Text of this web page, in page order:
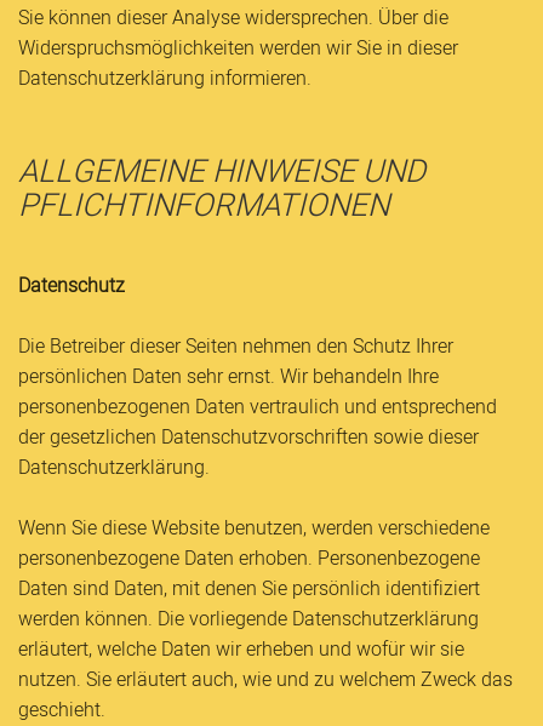
Sie können dieser Analyse widersprechen. Über die
Widerspruchsmöglichkeiten werden wir Sie in dieser
Datenschutzerklärung informieren.
ALLGEMEINE HINWEISE UND
PFLICHTINFORMATIONEN
Datenschutz
Die Betreiber dieser Seiten nehmen den Schutz Ihrer
persönlichen Daten sehr ernst. Wir behandeln Ihre
personenbezogenen Daten vertraulich und entsprechend
der gesetzlichen Datenschutzvorschriften sowie dieser
Datenschutzerklärung.
Wenn Sie diese Website benutzen, werden verschiedene
personenbezogene Daten erhoben. Personenbezogene
Daten sind Daten, mit denen Sie persönlich identifiziert
werden können. Die vorliegende Datenschutzerklärung
erläutert, welche Daten wir erheben und wofür wir sie
nutzen. Sie erläutert auch, wie und zu welchem Zweck das
geschieht.